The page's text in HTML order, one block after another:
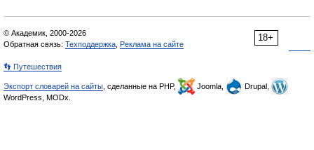
18+
© Академик, 2000-2026
Обратная связь: Техподдержка Реклама на сайте
👣 Путешествия
Экспорт словарей на сайты , сделанные на PHP, Joomla,
Drupal,
WordPress, MODx.